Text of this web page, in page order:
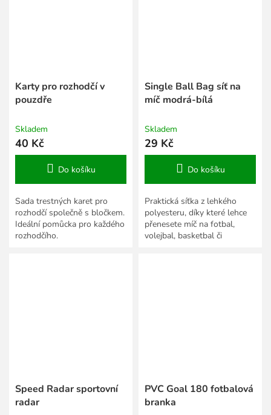
Karty pro rozhodčí v
pouzdře
Skladem
40 Kč
Do košíku
Sada trestných karet pro
rozhodčí společně s bločkem.
Ideální pomůcka pro každého
rozhodčího.
Single Ball Bag síť na
míč modrá-bílá
Skladem
29 Kč
Do košíku
Praktická síťka z lehkého
polyesteru, díky které lehce
přenesete míč na fotbal,
volejbal, basketbal či
Speed Radar sportovní
radar
PVC Goal 180 fotbalová
branka